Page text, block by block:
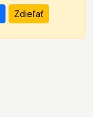
Zdieľať